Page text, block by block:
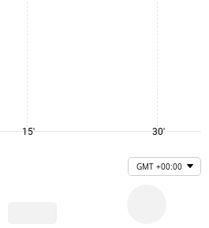
15' 30'
GMT +00:00